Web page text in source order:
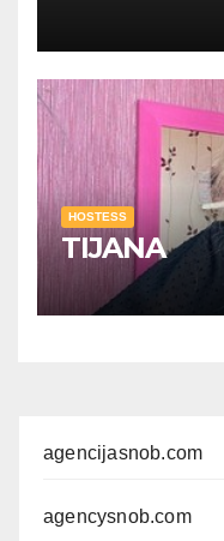
HOSTESS
TIJANA
agencijasnob.com
agencysnob.com